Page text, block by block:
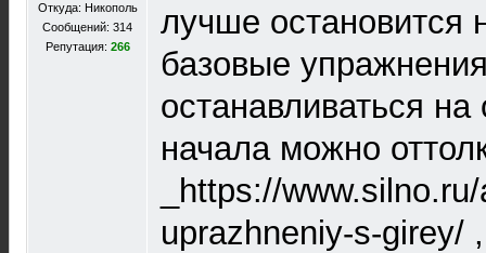
Откуда: Никополь
Сообщений: 314
Репутация: 266
лучше остановится
базовые
останавливаться
начала можно
_https://
uprazhneniy-s-